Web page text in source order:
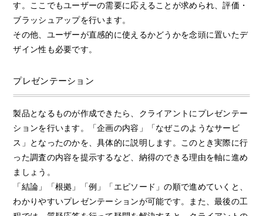
す。ここでもユーザーの需要に応えることが求められ、評価・
ブラッシュアップを行います。
その他、ユーザーが直感的に使えるかどうかを念頭に置いたデ
ザイン性も必要です。
プレゼンテーション
製品となるものが作成できたら、クライアントにプレゼンテー
ションを行います。「企画の内容」「なぜこのようなサービ
ス」となったのかを、具体的に説明します。このとき実際に行
った調査の内容を提示するなど、納得のできる理由を軸に進め
ましょう。
「結論」「根拠」「例」「エピソード」の順で進めていくと、
わかりやすいプレゼンテーションが可能です。また、最後の工